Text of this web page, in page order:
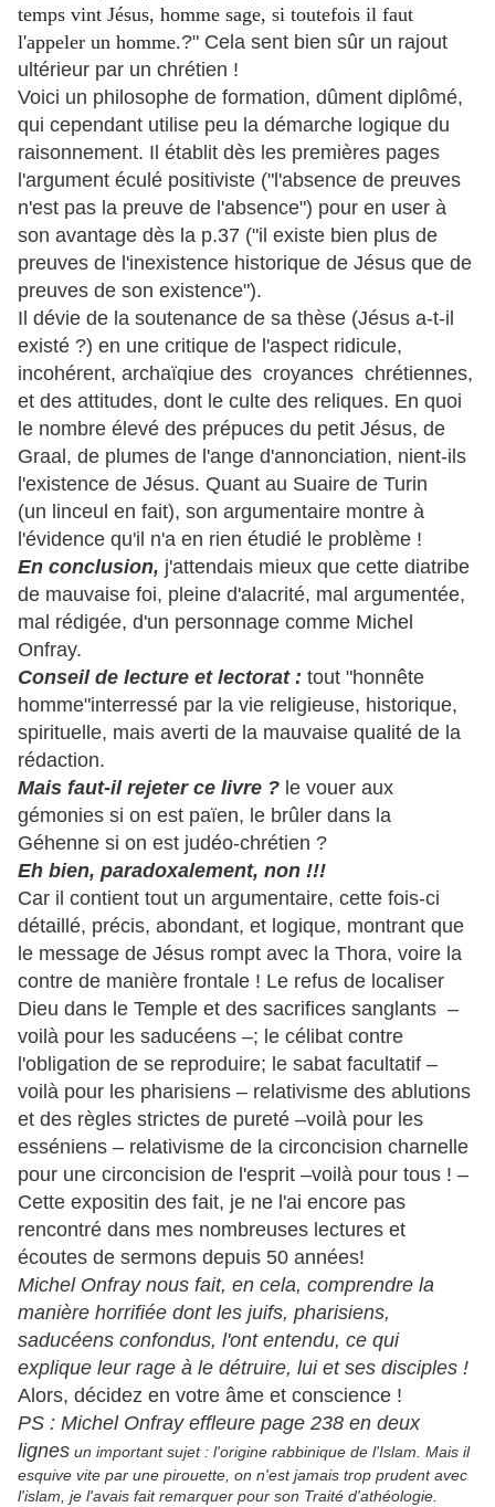
temps vint Jésus, homme sage, si toutefois il faut
l'appeler un homme.?" Cela sent bien sûr un rajout
ultérieur par un chrétien !
Voici un philosophe de formation, dûment diplômé,
qui cependant utilise peu la démarche logique du
raisonnement. Il établit dès les premières pages
l'argument éculé positiviste ("l'absence de preuves
n'est pas la preuve de l'absence") pour en user à
son avantage dès la p.37 ("il existe bien plus de
preuves de l'inexistence historique de Jésus que de
preuves de son existence").
Il dévie de la soutenance de sa thèse (Jésus a-t-il
existé ?) en une critique de l'aspect ridicule,
incohérent, archaïqiue des croyances chrétiennes,
et des attitudes, dont le culte des reliques. En quoi
le nombre élevé des prépuces du petit Jésus, de
Graal, de plumes de l'ange d'annonciation, nient-ils
l'existence de Jésus. Quant au Suaire de Turin
(un linceul en fait), son argumentaire montre à
l'évidence qu'il n'a en rien étudié le problème !
En conclusion, j'attendais mieux que cette diatribe
de mauvaise foi, pleine d'alacrité, mal argumentée,
mal rédigée, d'un personnage comme Michel
Onfray.
Conseil de lecture et lectorat : tout "honnête
homme"interressé par la vie religieuse, historique,
spirituelle, mais averti de la mauvaise qualité de la
rédaction.
Mais faut-il rejeter ce livre ? le vouer aux
gémonies si on est païen, le brûler dans la
Géhenne si on est judéo-chrétien ?
Eh bien, paradoxalement, non !!!
Car il contient tout un argumentaire, cette fois-ci
détaillé, précis, abondant, et logique, montrant que
le message de Jésus rompt avec la Thora, voire la
contre de manière frontale ! Le refus de localiser
Dieu dans le Temple et des sacrifices sanglants –
voilà pour les saducéens –; le célibat contre
l'obligation de se reproduire; le sabat facultatif –
voilà pour les pharisiens – relativisme des ablutions
et des règles strictes de pureté –voilà pour les
esséniens – relativisme de la circoncision charnelle
pour une circoncision de l'esprit –voilà pour tous ! –
Cette expositin des fait, je ne l'ai encore pas
rencontré dans mes nombreuses lectures et
écoutes de sermons depuis 50 années!
Michel Onfray nous fait, en cela, comprendre la
manière horrifiée dont les juifs, pharisiens,
saducéens confondus, l'ont entendu, ce qui
explique leur rage à le détruire, lui et ses disciples !
Alors, décidez en votre âme et conscience !
PS : Michel Onfray effleure page 238 en deux
lignes un important sujet : l'origine rabbinique de l'Islam. Mais il
esquive vite par une pirouette, on n'est jamais trop prudent avec
l'islam, je l'avais fait remarquer pour son Traité d'athéologie.